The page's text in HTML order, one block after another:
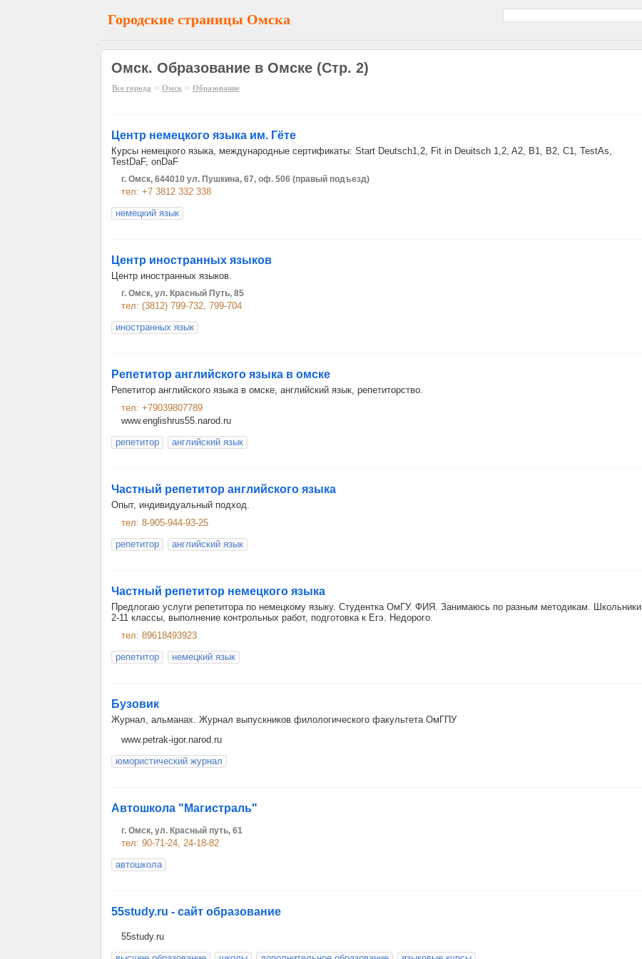
Городские страницы Омска
Омск. Образование в Омске (Стр. 2)
Все города » Омск » Образование
Центр немецкого языка им. Гёте
Курсы немецкого языка, международные сертификаты: Start Deutsch1,2, Fit in Deuitsch 1,2, A2, B1, B2, C1, TestAs,
TestDaF, onDaF
г. Омск, 644010 ул. Пушкина, 67, оф. 506 (правый подъезд)
тел: +7 3812 332 338
немецкий язык
Центр иностранных языков
Центр иностранных языков.
г. Омск, ул. Красный Путь, 85
тел: (3812) 799-732, 799-704
иностранных язык
Репетитор английского языка в омске
Репетитор английского языка в омске, английский язык, репетиторство.
тел: +79039807789
www.englishrus55.narod.ru
репетитор
английский язык
Частный репетитор английского языка
Опыт, индивидуальный подход.
тел: 8-905-944-93-25
репетитор
английский язык
Частный репетитор немецкого языка
Предлогаю услуги репетитора по немецкому языку. Студентка ОмГУ. ФИЯ. Занимаюсь по разным методикам. Школьники
2-11 классы, выполнение контрольных работ, подготовка к Егэ. Недорого.
тел: 89618493923
репетитор
немецкий язык
Бузовик
Журнал, альманах. Журнал выпускников филологического факультета ОмГПУ
www.petrak-igor.narod.ru
юмористический журнал
Автошкола "Магистраль"
г. Омск, ул. Красный путь, 61
тел: 90-71-24, 24-18-82
автошкола
55study.ru - сайт образование
55study.ru